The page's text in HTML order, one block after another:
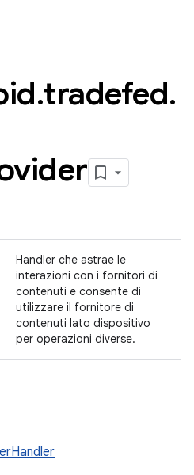
.tradefed.
Handler che astrae le
interazioni con i fornitori di
contenuti e consente di
utilizzare il fornitore di
contenuti lato dispositivo
per operazioni diverse.